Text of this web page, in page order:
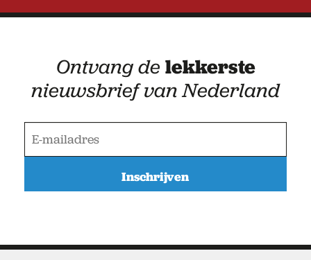
Ontvang de lekkerste
nieuwsbrief van Nederland
-
m
i
d